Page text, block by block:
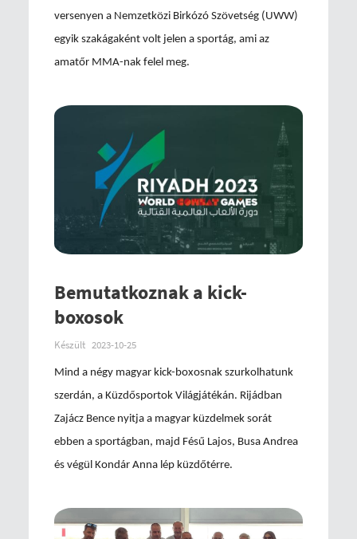
versenyen a Nemzetközi Birkózó Szövetség (UWW)
egyik szakágaként volt jelen a sportág, ami az
amatőr MMA-nak felel meg.
Bemutatkoznak a kick-
boxosok
Készült 2023-10-25
Mind a négy magyar kick-boxosnak szurkolhatunk
szerdán, a Küzdősportok Világjátékán. Rijádban
Zajácz Bence nyitja a magyar küzdelmek sorát
ebben a sportágban, majd Fésű Lajos, Busa Andrea
és végül Kondár Anna lép küzdőtérre.